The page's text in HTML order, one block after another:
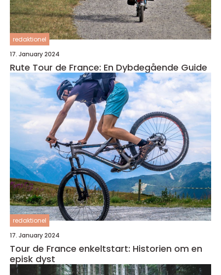
redaktionel
17. January 2024
Rute Tour de France: En Dybdegående Guide
redaktionel
17. January 2024
Tour de France enkeltstart: Historien om en
episk dyst